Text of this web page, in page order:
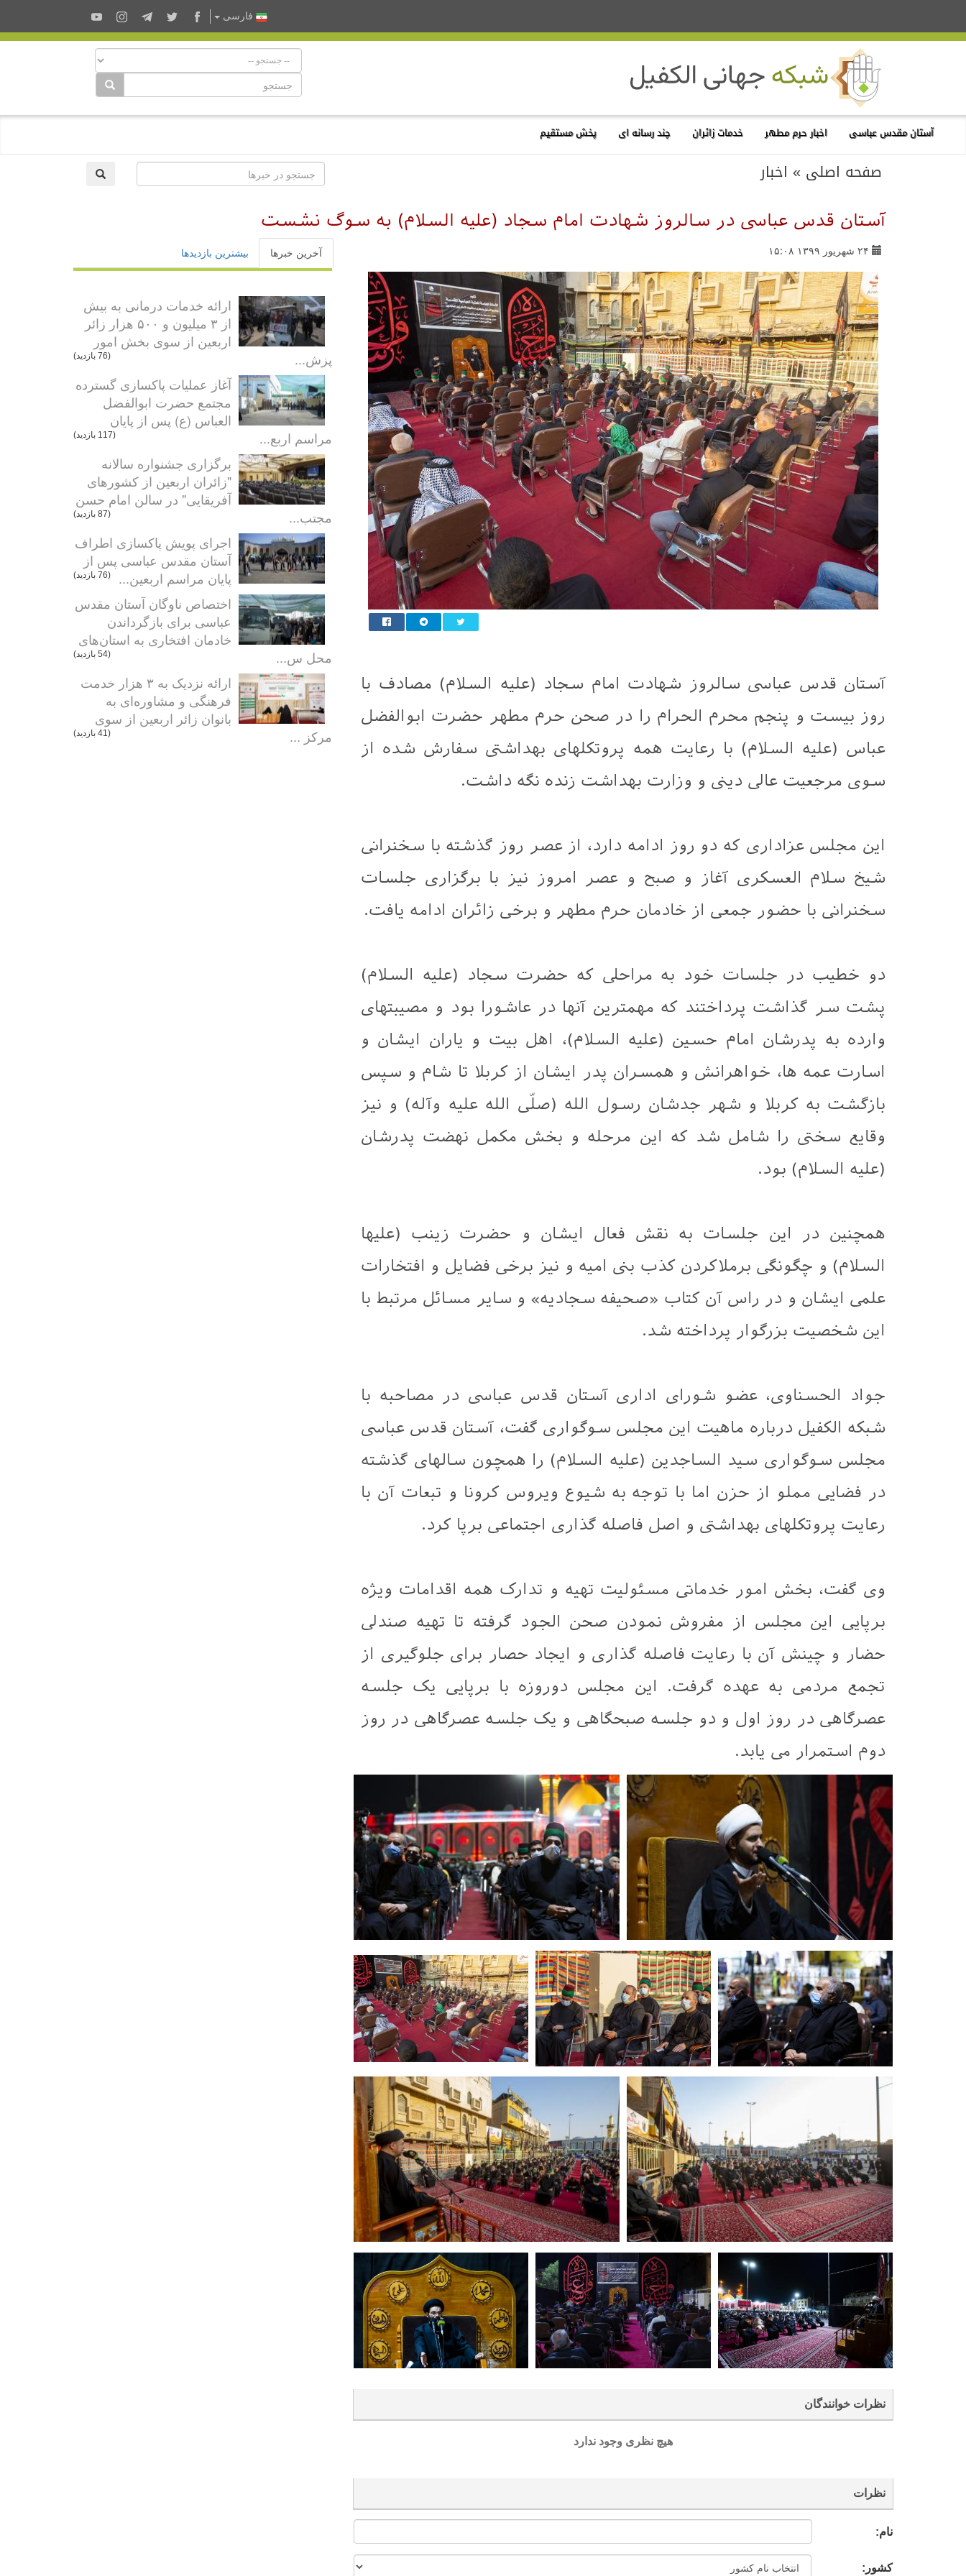
فارسى
آستان مقدس عباسی اخبار حرم مطهر خدمات زائران چند رسانه ای پخش مستقیم
صفحه اصلی » اخبار
آستان قدس عباسی در سالروز شهادت امام سجاد (علیه السلام) به سوگ نشست
۲۴ شهریور ۱۳۹۹ ۱۵:۰۸
آستان قدس عباسی سالروز شهادت امام سجاد (علیه السلام) مصادف با
روز بیست و پنجم محرم الحرام را در صحن حرم مطهر حضرت ابوالفضل
عباس (علیه السلام) با رعایت همه پروتکلهای بهداشتی سفارش شده از
سوی مرجعیت عالی دینی و وزارت بهداشت زنده نگه داشت.
این مجلس عزاداری که دو روز ادامه دارد، از عصر روز گذشته با سخنرانی
شیخ سلام العسکری آغاز و صبح و عصر امروز نیز با برگزاری جلسات
سخنرانی با حضور جمعی از خادمان حرم مطهر و برخی زائران ادامه یافت.
دو خطیب در جلسات خود به مراحلی که حضرت سجاد (علیه السلام)
پشت سر گذاشت پرداختند که مهمترین آنها در عاشورا بود و مصیبتهای
وارده به پدرشان امام حسين (عليه السلام)، اهل بیت و یاران ایشان و
اسارت عمه ها، خواهرانش و همسران پدر ایشان از کربلا تا شام و سپس
بازگشت به کربلا و شهر جدشان رسول الله (صلّى الله عليه وآله) و نیز
وقایع سختی را شامل شد که این مرحله و بخش مکمل نهضت پدرشان
(علیه السلام) بود.
همچنین در این جلسات به نقش فعال ایشان و حضرت زینب (عليها
السلام) و چگونگی برملاکردن کذب بنی امیه و نیز برخی فضایل و افتخارات
علمی ایشان و در راس آن کتاب «صحيفه سجاديه» و سایر مسائل مرتبط با
این شخصیت بزرگوار پرداخته شد.
جواد الحسناوی، عضو شورای اداری آستان قدس عباسی در مصاحبه با
شبکه الکفیل درباره ماهیت این مجلس سوگواری گفت، آستان قدس عباسی
مجلس سوگواری سید الساجدین (علیه السلام) را همچون سالهای گذشته
در فضایی مملو از حزن اما با توجه به شیوع ویروس کرونا و تبعات آن با
رعایت پروتکلهای بهداشتی و اصل فاصله گذاری اجتماعی برپا کرد.
وی گفت، بخش امور خدماتی مسئولیت تهیه و تدارک همه اقدامات ویژه
برپایی این مجلس از مفروش نمودن صحن الجود گرفته تا تهیه صندلی
حضار و چینش آن با رعایت فاصله گذاری و ایجاد حصار برای جلوگیری از
تجمع مردمی به عهده گرفت. این مجلس دوروزه با برپایی یک جلسه
عصرگاهی در روز اول و دو جلسه صبحگاهی و یک جلسه عصرگاهی در روز
دوم استمرار می یابد.
نظرات خوانندگان
هیچ نظری وجود ندارد
نظرات
نام:
کشور:
آخرین خبرها بیشترین بازدیدها
ارائه خدمات درمانی به بیش
از ۳ میلیون و ۵۰۰ هزار زائر
اربعین از سوی بخش امور
پزش...
(76 بازدید)
آغاز عملیات پاکسازی گسترده
مجتمع حضرت ابوالفضل
العباس (ع) پس از پایان
مراسم اربع...
(117 بازدید)
برگزاری جشنواره سالانه
"زائران اربعین از کشورهای
آفریقایی" در سالن امام حسن
مجتب...
(87 بازدید)
اجرای پویش پاکسازی اطراف
آستان مقدس عباسی پس از
پایان مراسم اربعین...
(76 بازدید)
اختصاص ناوگان آستان مقدس
عباسی برای بازگرداندن
خادمان افتخاری به استان‌های
محل س...
(54 بازدید)
ارائه نزدیک به ۳ هزار خدمت
فرهنگی و مشاوره‌ای به
بانوان زائر اربعین از سوی
مرکز ...
(41 بازدید)